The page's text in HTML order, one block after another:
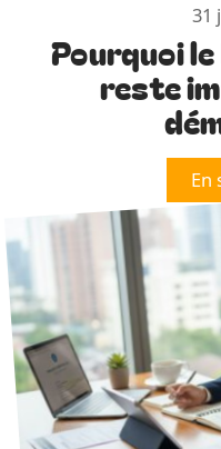
31
Pourquoi
reste
En